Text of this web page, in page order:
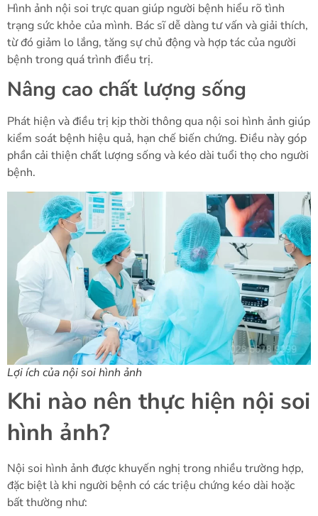
Hình ảnh nội soi trực quan giúp người bệnh hiểu rõ tình
trạng sức khỏe của mình. Bác sĩ dễ dàng tư vấn và giải thích,
từ đó giảm lo lắng, tăng sự chủ động và hợp tác của người
bệnh trong quá trình điều trị.
Nâng cao chất lượng sống
Phát hiện và điều trị kịp thời thông qua nội soi hình ảnh giúp
kiểm soát bệnh hiệu quả, hạn chế biến chứng. Điều này góp
phần cải thiện chất lượng sống và kéo dài tuổi thọ cho người
bệnh.
Lợi ích của nội soi hình ảnh
Khi nào nên thực hiện nội soi
hình ảnh?
Nội soi hình ảnh được khuyến nghị trong nhiều trường hợp,
đặc biệt là khi người bệnh có các triệu chứng kéo dài hoặc
bất thường như: